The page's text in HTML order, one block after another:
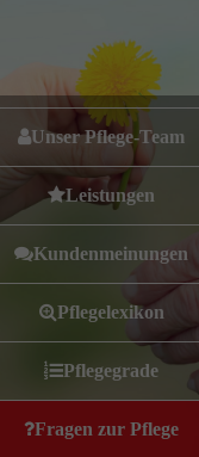
password?
ambulanter Pflegedienst auf
für Senioren
Bereich Demenz erleben
Unser Pflege-Team
Leistungen
Kundenmeinungen
Pflegelexikon
Pflegegrade
Fragen zur Pflege